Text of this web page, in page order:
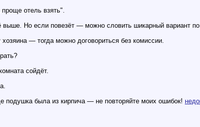
отель взять".
Но если повезёт — можно словить шикарный вариант по
— тогда можно договориться без комиссии.
сойдёт.
подушка была из кирпича — не повторяйте моих ошибок!